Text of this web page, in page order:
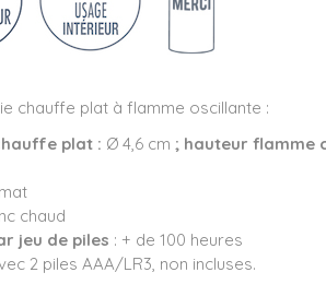
chauffe plat à flamme oscillante :
plat : Ø 4,6 cm ; hauteur flamme
chaud
jeu de piles : + de 100 heures
2 piles AAA/LR3, non incluses.